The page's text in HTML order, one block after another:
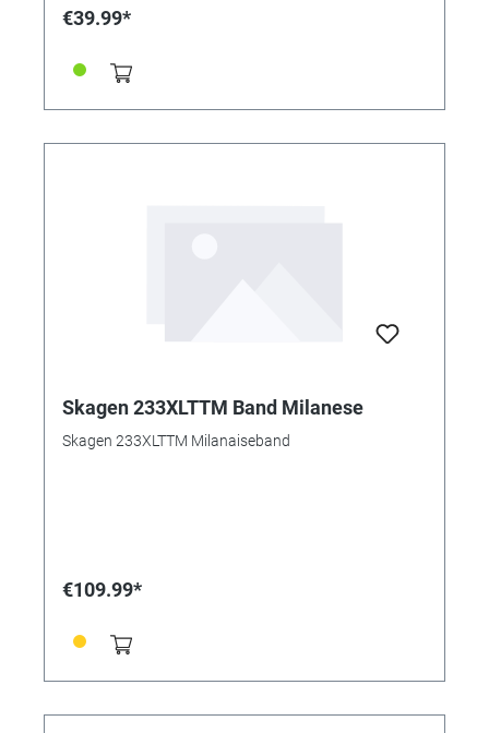
€39.99*
Skagen 233XLTTM Band Milanese
Skagen 233XLTTM Milanaiseband
€109.99*